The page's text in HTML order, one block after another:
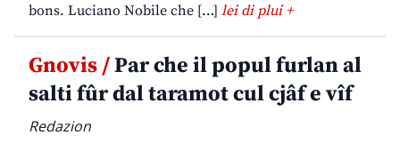
bons. Luciano Nobile che […] lei di plui +
Gnovis /Par che il popul furlan al
salti fûr dal taramot cul cjâf e vîf
Redazion